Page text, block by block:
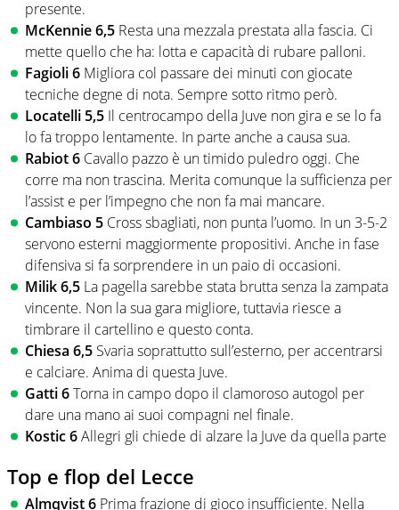
presente.
McKennie 6,5 Resta una mezzala prestata alla fascia. Ci
mette quello che ha: lotta e capacità di rubare palloni.
Fagioli 6 Migliora col passare dei minuti con giocate
tecniche degne di nota. Sempre sotto ritmo però.
Locatelli 5,5 Il centrocampo della Juve non gira e se lo fa
lo fa troppo lentamente. In parte anche a causa sua.
Rabiot 6 Cavallo pazzo è un timido puledro oggi. Che
corre ma non trascina. Merita comunque la sufficienza per
l’assist e per l’impegno che non fa mai mancare.
Cambiaso 5 Cross sbagliati, non punta l’uomo. In un 3-5-2
servono esterni maggiormente propositivi. Anche in fase
difensiva si fa sorprendere in un paio di occasioni.
Milik 6,5 La pagella sarebbe stata brutta senza la zampata
vincente. Non la sua gara migliore, tuttavia riesce a
timbrare il cartellino e questo conta.
Chiesa 6,5 Svaria soprattutto sull’esterno, per accentrarsi
e calciare. Anima di questa Juve.
Gatti 6Torna in campo dopo il clamoroso autogol per
dare una mano ai suoi compagni nel finale.
Kostic 6Allegri gli chiede di alzare la Juve da quella parte
Top e flop del Lecce
Almqvist 6 Prima frazione di gioco insufficiente. Nella